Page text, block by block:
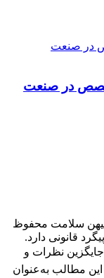
در صنعت
سلامت محفوظ
قانونی دارد.
نظرات و
مطالب به‌عنوان